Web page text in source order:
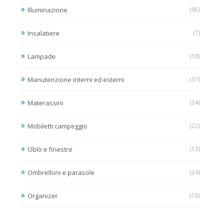
Illuminazione (95)
Insalatiere (7)
Lampade (18)
Manutenzione interni ed esterni (37)
Materassini (34)
Mobiletti campeggio (22)
Oblò e finestre (13)
Ombrelloni e parasole (24)
Organizer (18)